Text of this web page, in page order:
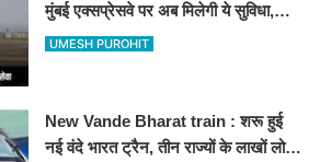
मुंबई एक्सप्रेसवे पर अब मिलेगी ये सुविधा,
हेलीकॉप्टर सर्विस से तुरंत घायल पहुंचेगा
UMESH PUROHIT
New Vande Bharat train : शरू हुई
नई वंदे भारत ट्रैन, तीन राज्यों के लाखों लोगों